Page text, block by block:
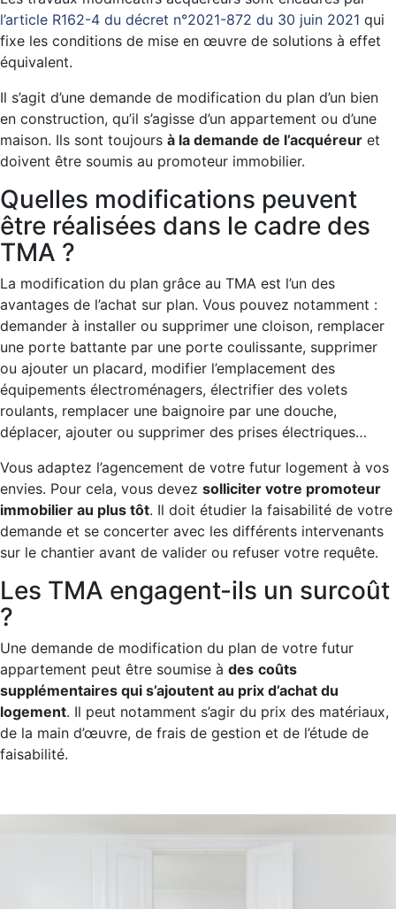
l’article R162-4 du décret n°2021-872 du 30 juin 2021 qui
fixe les conditions de mise en œuvre de solutions à effet
équivalent.
Il s’agit d’une demande de modification du plan d’un bien
en construction, qu’il s’agisse d’un appartement ou d’une
maison. Ils sont toujours à la demande de l’acquéreur et
doivent être soumis au promoteur immobilier.
Quelles modifications peuvent
être réalisées dans le cadre des
TMA ?
La modification du plan grâce au TMA est l’un des
avantages de l’achat sur plan. Vous pouvez notamment :
demander à installer ou supprimer une cloison, remplacer
une porte battante par une porte coulissante, supprimer
ou ajouter un placard, modifier l’emplacement des
équipements électroménagers, électrifier des volets
roulants, remplacer une baignoire par une douche,
déplacer, ajouter ou supprimer des prises électriques…
Vous adaptez l’agencement de votre futur logement à vos
envies. Pour cela, vous devez solliciter votre promoteur
immobilier au plus tôt. Il doit étudier la faisabilité de votre
demande et se concerter avec les différents intervenants
sur le chantier avant de valider ou refuser votre requête.
Les TMA engagent-ils un surcoût
?
Une demande de modification du plan de votre futur
appartement peut être soumise à des coûts
supplémentaires qui s’ajoutent au prix d’achat du
logement. Il peut notamment s’agir du prix des matériaux,
de la main d’œuvre, de frais de gestion et de l’étude de
faisabilité.